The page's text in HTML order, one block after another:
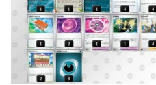
サザンドラex
サザンドラex
サザンドラex